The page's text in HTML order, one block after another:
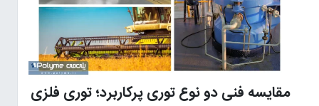
مقایسه فنی دو نوع توری پرکاربرد؛ توری فلزی